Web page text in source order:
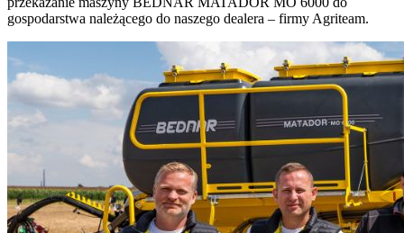
gospodarstwa należącego do naszego dealera – firmy Agriteam.